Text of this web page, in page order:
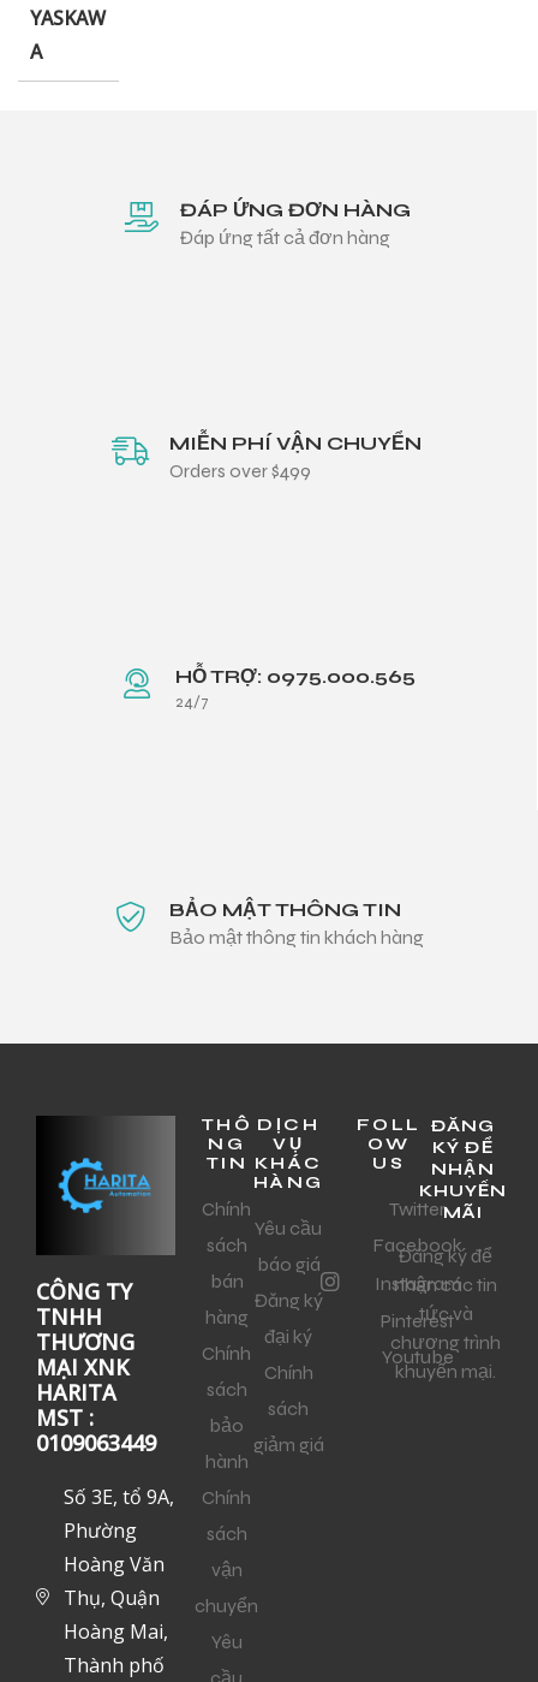
YASKAW
A
ĐÁP ỨNG ĐƠN HÀNG
Đáp ứng tất cả đơn hàng
MIỄN PHÍ VẬN CHUYỂN
Orders over $499
HỖ TRỢ: 0975.000.565
24/7
BẢO MẬT THÔNG TIN
Bảo mật thông tin khách hàng
CÔNG TY
TNHH
THƯƠNG
MẠI XNK
HARITA
MST :
0109063449
Số 3E, tổ 9A,
Phường
Hoàng Văn
Thụ, Quận
Hoàng Mai,
Thành phố
THÔ
NG
TIN
Chính
sách
bán
hàng
Chính
sách
bảo
hành
Chính
sách
vận
chuyển
Yêu
DỊCH
VỤ
KHÁC
HÀNG
Yêu cầu
báo giá
Đăng ký
đại ký
Chính
sách
giảm giá
FOLL
OW
US
Twitter
Facebook
Instagram
Pinterest
Youtube
ĐĂNG
KÝ ĐỂ
NHẬN
KHUYẾN
MÃI
Đăng ký để
nhận các tin
tức và
chương trình
khuyến mại.